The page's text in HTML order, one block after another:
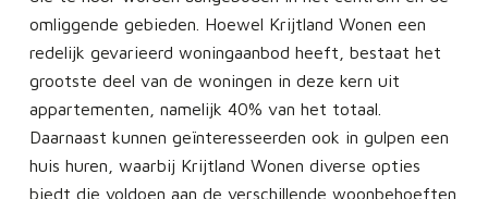
omliggende gebieden. Hoewel Krijtland Wonen een
redelijk gevarieerd woningaanbod heeft, bestaat het
grootste deel van de woningen in deze kern uit
appartementen, namelijk 40% van het totaal.
Daarnaast kunnen geïnteresseerden ook in gulpen een
huis huren, waarbij Krijtland Wonen diverse opties
biedt die voldoen aan de verschillende woonbehoeften